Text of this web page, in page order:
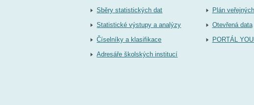
Sběry statistických dat
Statistické výstupy a analýzy
Číselníky a klasifikace
Adresáře školských institucí
Plán
Otevřená data
PORTÁL